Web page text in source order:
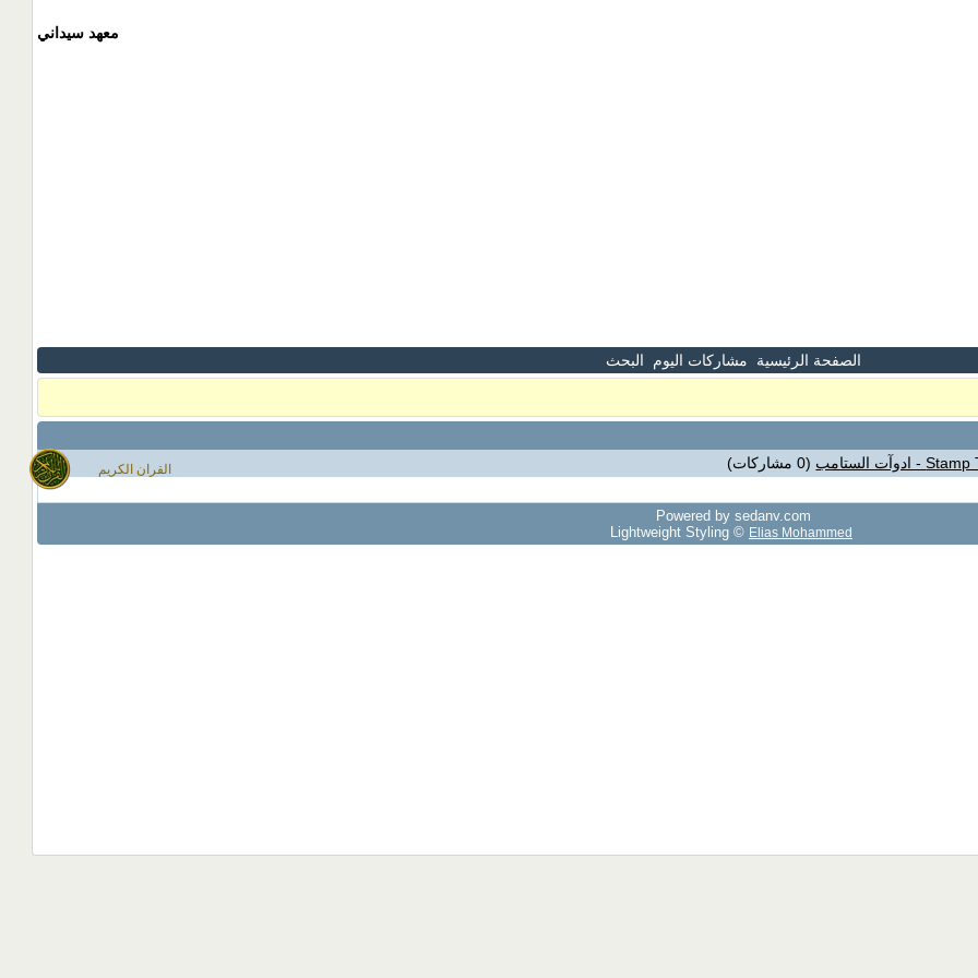
القران الكريم
معهد سيداني
الصفحة الرئيسية مشاركات اليوم البحث
(0 مشاركات)
Powered by sedany.com
Lightweight Styling © Elias Mohammed